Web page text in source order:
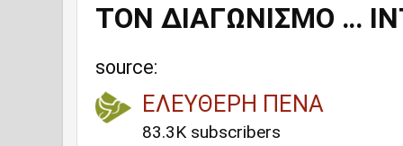
ΤΟΝ ΔΙΑΓΩΝΙΣΜΟ …
source:
ΕΛΕΥΘΕΡΗ ΠΕΝΑ
83.3K subscribers